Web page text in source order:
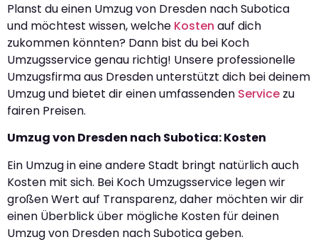
Planst du einen Umzug von Dresden nach Subotica
und möchtest wissen, welche Kosten auf dich
zukommen könnten? Dann bist du bei Koch
Umzugsservice genau richtig! Unsere professionelle
Umzugsfirma aus Dresden unterstützt dich bei deinem
Umzug und bietet dir einen umfassenden Service zu
fairen Preisen.
Umzug von Dresden nach Subotica: Kosten
Ein Umzug in eine andere Stadt bringt natürlich auch
Kosten mit sich. Bei Koch Umzugsservice legen wir
großen Wert auf Transparenz, daher möchten wir dir
einen Überblick über mögliche Kosten für deinen
Umzug von Dresden nach Subotica geben.